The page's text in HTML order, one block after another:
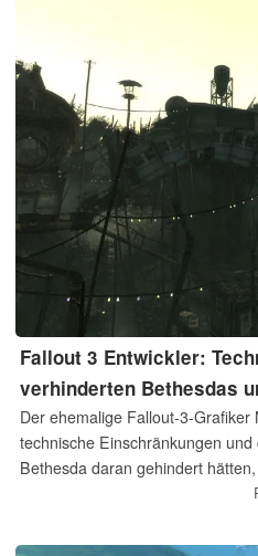
Fallout 3 Entwickler:
verhinderten Bethesdas
Der ehemalige Fallout-3-
technische Einschränkungen
Bethesda daran gehindert
das Rollenspiel aus dem Jahr
grundlegend überarbeitet, statt